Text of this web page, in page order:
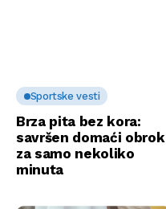
Sportske vesti
Brza pita bez kora:
savršen domaći obrok
za samo nekoliko
minuta